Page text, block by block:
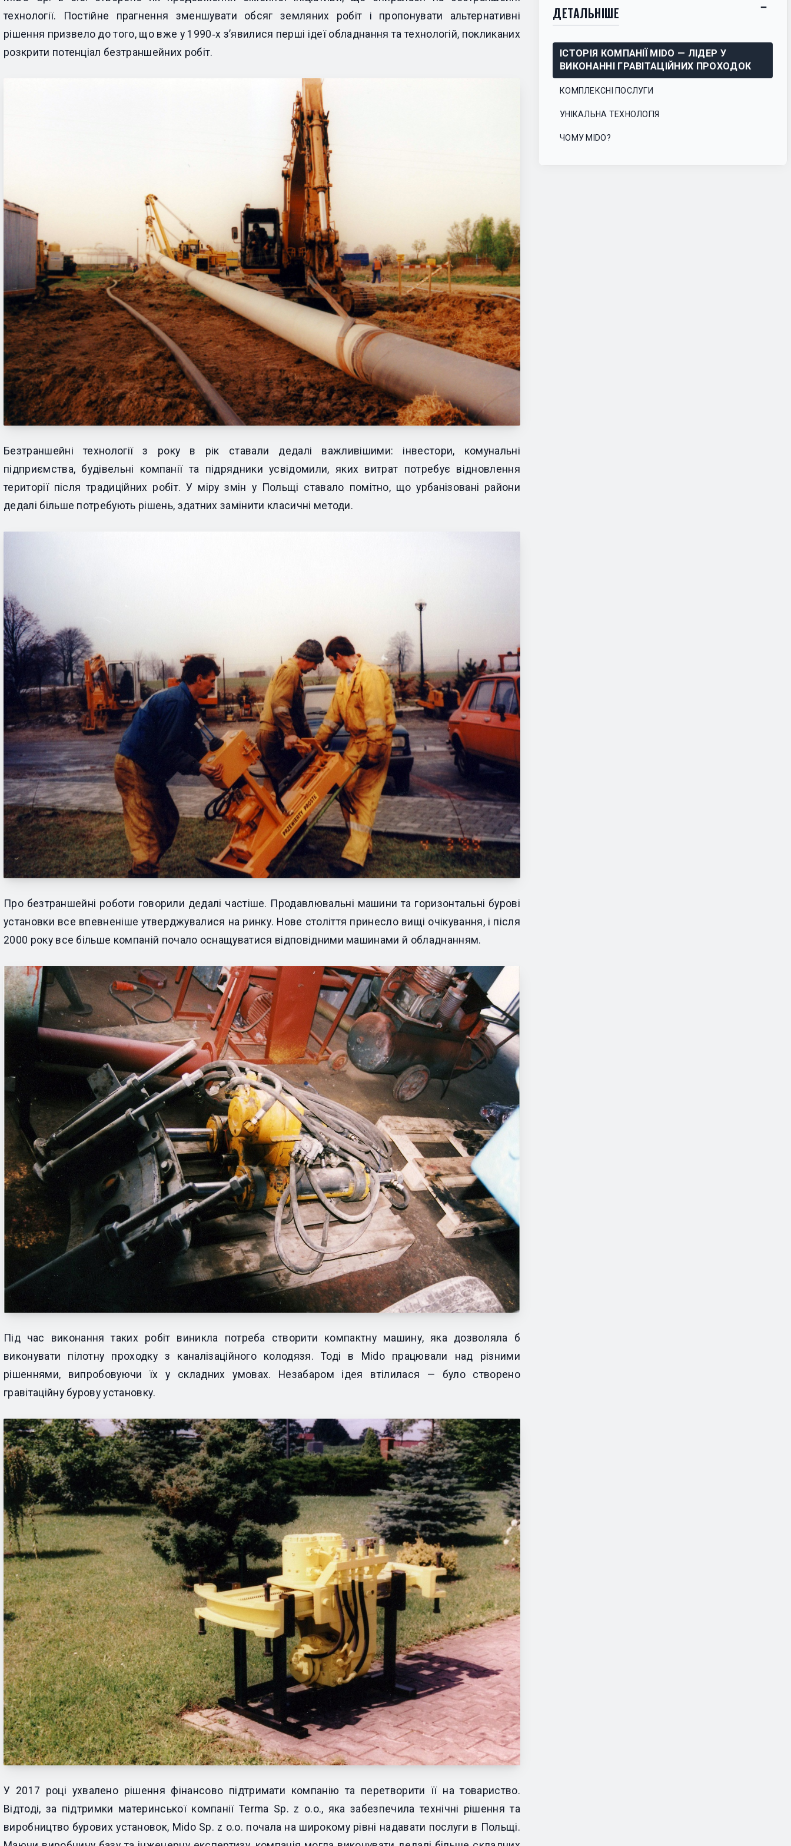
технології. Постійне прагнення зменшувати обсяг земляних робіт і пропонувати альтернативні
рішення призвело до того, що вже у 1990‑х з’явилися перші ідеї обладнання та технологій, покликаних
розкрити потенціал безтраншейних робіт.
Безтраншейні технології з року в рік ставали дедалі важливішими: інвестори, комунальні
підприємства, будівельні компанії та підрядники усвідомили, яких витрат потребує відновлення
території після традиційних робіт. У міру змін у Польщі ставало помітно, що урбанізовані райони
дедалі більше потребують рішень, здатних замінити класичні методи.
Про безтраншейні роботи говорили дедалі частіше. Продавлювальні машини та горизонтальні бурові
установки все впевненіше утверджувалися на ринку. Нове століття принесло вищі очікування, і після
2000 року все більше компаній почало оснащуватися відповідними машинами й обладнанням.
Під час виконання таких робіт виникла потреба створити компактну машину, яка дозволяла б
виконувати пілотну проходку з каналізаційного колодязя. Тоді в Mido працювали над різними
рішеннями, випробовуючи їх у складних умовах. Незабаром ідея втілилася — було створено
гравітаційну бурову установку.
У 2017 році ухвалено рішення фінансово підтримати компанію та перетворити її на товариство.
Відтоді, за підтримки материнської компанії Terma Sp. z o.o., яка забезпечила технічні рішення та
виробництво бурових установок, Mido Sp. z o.o. почала на широкому рівні надавати послуги в Польщі.
ДЕТАЛЬНІШЕ −
зміст
ІСТОРІЯ КОМПАНІЇ MIDO — ЛІДЕР У
ВИКОНАННІ ГРАВІТАЦІЙНИХ ПРОХОДОК
КОМПЛЕКСНІ ПОСЛУГИ
УНІКАЛЬНА ТЕХНОЛОГІЯ
ЧОМУ MIDO?